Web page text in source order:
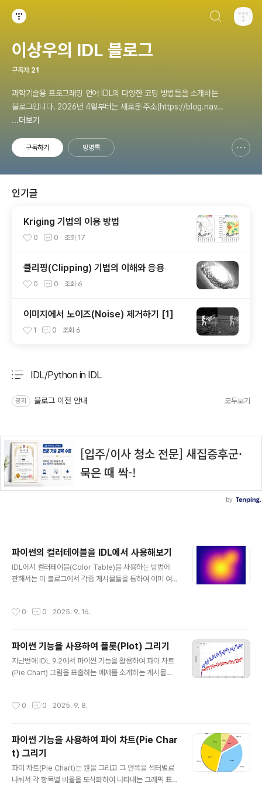
이상우의 IDL 블로그
구독자 21
과학기술용 프로그래밍 언어 IDL의 다양한 코딩 방법들을 소개하는
블로그입니다. 2026년 4월부터는 새로운 주소(https://blog.nave
r.com/midikey)로 이전하여 계속 운영중입니다.
...더보기
구독하기 방명록
인기글
Kriging 기법의 이용 방법
0 0 조회 17
클리핑(Clipping) 기법의 이해와 응용
0 0 조회 6
이미지에서 노이즈(Noise) 제거하기 [1]
1 0 조회 6
IDL/Python in IDL
공지 블로그 이전 안내 모두보기
파이썬의 컬러테이블을 IDL에서 사용해보기
IDL에서 컬러테이블(Color Table)을 사용하는 방법에
관해서는 이 블로그에서 각종 게시물들을 통하여 이미 여
다. 현시점 기준으로 IDL에서는 75종*의 컬러테이블들이
원되는 75종의 컬러테이블들을 전체적으로 조회하는 방법
은 예전에 관련 게시물을 통하여 소개한 바 있습니다. 또한
웹상의 관련 링크를 참조하셔도 됩니다. * 사실 엄밀히 말
때문에 사실상 75종이..
0 0 2025. 9. 16.
파이썬 기능을 사용하여 플롯(Plot) 그리기
지난번에 IDL 9.2에서 파이썬 기능을 활용하여 파이 차트
(Pie Chart) 그림을 표출하는 예제를 소개하는 게시물을
otlib 라이브러리를 추가적으로 설치하고 작업을 진행하였
서도 Matplotlib 라이브러리가 필요하므로, 앞서 언급한
게시물의 내용에서와 같이 Matplotlib 라이브러리를 추가
로 설치한 상태를 가정하고 진행합니다. 사실 플롯을 표출
하는 작업 자체는 그냥 IDL에서도 충분히 할 수 있습니다
0 0 2025. 9. 8.
파이썬 기능을 사용하여 파이 차트(Pie Char
t) 그리기
파이 차트(Pie Chart)는 원을 그리고 그 안쪽을 섹터별로
나눠서 각 항목별 비율을 도식화하여 나타내는 그래픽 표